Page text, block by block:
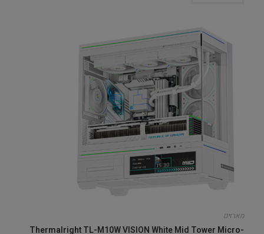
מארזים
Thermalright TL-M10W VISION White Mid Tower Micro-